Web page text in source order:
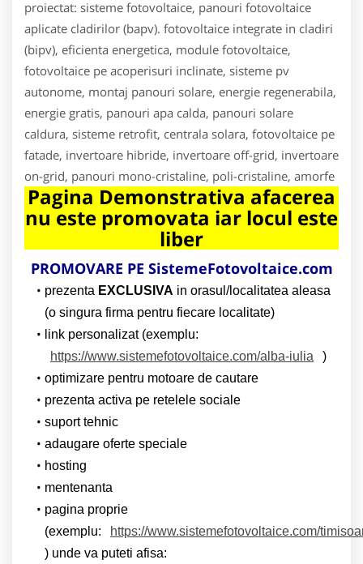
proiectat: sisteme fotovoltaice, panouri fotovoltaice
aplicate cladirilor (bapv). fotovoltaice integrate in cladiri
(bipv), eficienta energetica, module fotovoltaice,
fotovoltaice pe acoperisuri inclinate, sisteme pv
autonome, montaj panouri solare, energie regenerabila,
energie gratis, panouri apa calda, panouri solare
caldura, sisteme retrofit, centrala solara, fotovoltaice pe
fatade, invertoare hibride, invertoare off-grid, invertoare
on-grid, panouri mono-cristaline, poli-cristaline, amorfe
Pagina Demonstrativa afacerea
nu este promovata iar locul este
liber
PROMOVARE PE SistemeFotovoltaice.com
prezenta EXCLUSIVA in orasul/localitatea aleasa
(o singura firma pentru fiecare localitate)
link personalizat (exemplu:
https://www.sistemefotovoltaice.com/alba-iulia
)
optimizare pentru motoare de cautare
prezenta activa pe retelele sociale
suport tehnic
adaugare oferte speciale
hosting
mentenanta
pagina proprie
(exemplu:
https://www.sistemefotovoltaice.com/
) unde va puteti afisa: